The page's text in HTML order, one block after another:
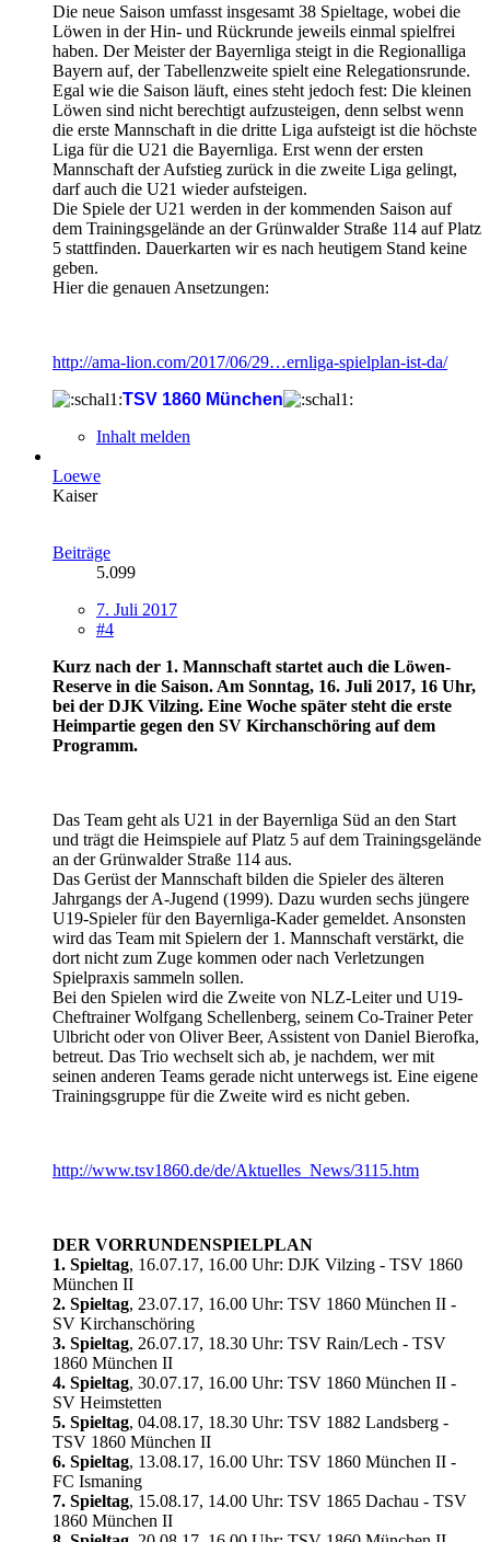
Die neue Saison umfasst insgesamt 38 Spieltage, wobei die
Löwen in der Hin- und Rückrunde jeweils einmal spielfrei
haben. Der Meister der Bayernliga steigt in die Regionalliga
Bayern auf, der Tabellenzweite spielt eine Relegationsrunde.
Egal wie die Saison läuft, eines steht jedoch fest: Die kleinen
Löwen sind nicht berechtigt aufzusteigen, denn selbst wenn
die erste Mannschaft in die dritte Liga aufsteigt ist die höchste
Liga für die U21 die Bayernliga. Erst wenn der ersten
Mannschaft der Aufstieg zurück in die zweite Liga gelingt,
darf auch die U21 wieder aufsteigen.
Die Spiele der U21 werden in der kommenden Saison auf
dem Trainingsgelände an der Grünwalder Straße 114 auf Platz
5 stattfinden. Dauerkarten wir es nach heutigem Stand keine
geben.
Hier die genauen Ansetzungen:
http://ama-lion.com/2017/06/29…ernliga-spielplan-ist-da/
TSV 1860 München
Inhalt melden
Loewe
Kaiser
Beiträge
5.099
7. Juli 2017
#4
Kurz nach der 1. Mannschaft startet auch die Löwen-
Reserve in die Saison. Am Sonntag, 16. Juli 2017, 16 Uhr,
bei der DJK Vilzing. Eine Woche später steht die erste
Heimpartie gegen den SV Kirchanschöring auf dem
Programm.
Das Team geht als U21 in der Bayernliga Süd an den Start
und trägt die Heimspiele auf Platz 5 auf dem Trainingsgelände
an der Grünwalder Straße 114 aus.
Das Gerüst der Mannschaft bilden die Spieler des älteren
Jahrgangs der A-Jugend (1999). Dazu wurden sechs jüngere
U19-Spieler für den Bayernliga-Kader gemeldet. Ansonsten
wird das Team mit Spielern der 1. Mannschaft verstärkt, die
dort nicht zum Zuge kommen oder nach Verletzungen
Spielpraxis sammeln sollen.
Bei den Spielen wird die Zweite von NLZ-Leiter und U19-
Cheftrainer Wolfgang Schellenberg, seinem Co-Trainer Peter
Ulbricht oder von Oliver Beer, Assistent von Daniel Bierofka,
betreut. Das Trio wechselt sich ab, je nachdem, wer mit
seinen anderen Teams gerade nicht unterwegs ist. Eine eigene
Trainingsgruppe für die Zweite wird es nicht geben.
http://www.tsv1860.de/de/Aktuelles_News/3115.htm
DER VORRUNDENSPIELPLAN
1. Spieltag, 16.07.17, 16.00 Uhr: DJK Vilzing - TSV 1860
München II
2. Spieltag, 23.07.17, 16.00 Uhr: TSV 1860 München II -
SV Kirchanschöring
3. Spieltag, 26.07.17, 18.30 Uhr: TSV Rain/Lech - TSV
1860 München II
4. Spieltag, 30.07.17, 16.00 Uhr: TSV 1860 München II -
SV Heimstetten
5. Spieltag, 04.08.17, 18.30 Uhr: TSV 1882 Landsberg -
TSV 1860 München II
6. Spieltag, 13.08.17, 16.00 Uhr: TSV 1860 München II -
FC Ismaning
7. Spieltag, 15.08.17, 14.00 Uhr: TSV 1865 Dachau - TSV
1860 München II